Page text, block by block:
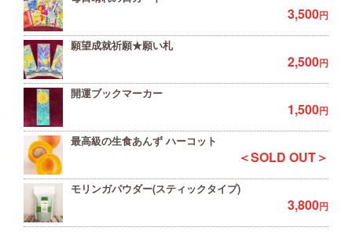
3,500円
願望成就祈願★願い札
2,500円
開運ブックマーカー
1,500円
最高級の生食あんず ハーコット
＜SOLD OUT＞
モリンガパウダー(スティックタイプ)
3,800円